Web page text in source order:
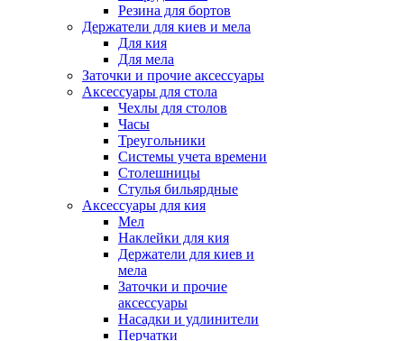
Резина для бортов
Держатели для киев и мела
Для кия
Для мела
Заточки и прочие аксессуары
Аксессуары для стола
Чехлы для столов
Часы
Треугольники
Системы учета времени
Столешницы
Стулья бильярдные
Аксессуары для кия
Мел
Наклейки для кия
Держатели для киев и
мела
Заточки и прочие
аксессуары
Насадки и удлинители
Перчатки